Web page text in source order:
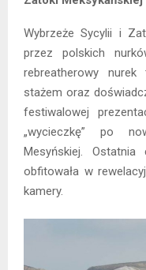
Wybrzeże Sycylii i
przez polskich
rebreatherowy
stażem oraz
festiwalowej
„wycieczkę” po
Mesyńskiej.
obfitowała w
kamery.